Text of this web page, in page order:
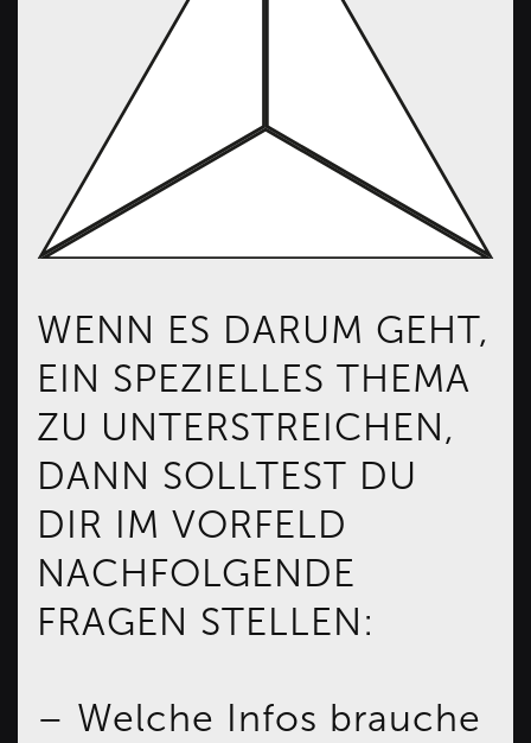
WENN ES DARUM GEHT,
EIN SPEZIELLES THEMA
ZU UNTERSTREICHEN,
DANN SOLLTEST DU
DIR IM VORFELD
NACHFOLGENDE
FRAGEN STELLEN:
– Welche Infos brauche